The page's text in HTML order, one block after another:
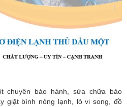
chuyên bảo hành, sửa chữa bảo
giặt bình nóng lạnh, lò vi song, đồ